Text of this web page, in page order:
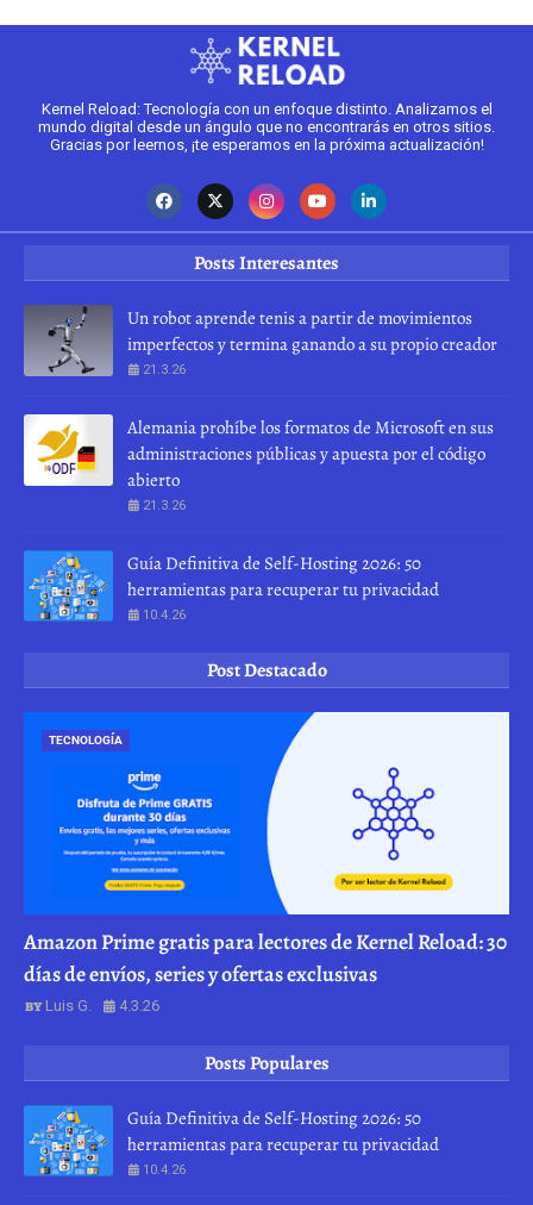
Kernel Reload: Tecnología con un enfoque distinto. Analizamos el
mundo digital desde un ángulo que no encontrarás en otros sitios.
Gracias por leernos, ¡te esperamos en la próxima actualización!
Posts Interesantes
Un robot aprende tenis a partir de movimientos
imperfectos y termina ganando a su propio creador
21.3.26
Alemania prohíbe los formatos de Microsoft en sus
administraciones públicas y apuesta por el código
abierto
21.3.26
Guía Definitiva de Self-Hosting 2026: 50
herramientas para recuperar tu privacidad
10.4.26
Post Destacado
TECNOLOGÍA
Amazon Prime gratis para lectores de Kernel Reload: 30
días de envíos, series y ofertas exclusivas
Luis G. 4.3.26
Posts Populares
Guía Definitiva de Self-Hosting 2026: 50
herramientas para recuperar tu privacidad
10.4.26